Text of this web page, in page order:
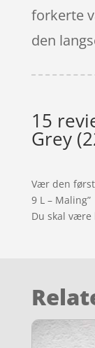
forkerte
den
15
Grey
Vær den
9 L – Maling”
Du skal være